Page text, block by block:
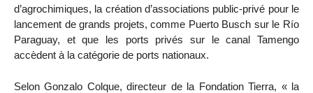
d’agrochimiques, la création d’associations public-privé pour le
lancement de grands projets, comme Puerto Busch sur le Río
Paraguay, et que les ports privés sur le canal Tamengo
accèdent à la catégorie de ports nationaux.
Selon Gonzalo Colque, directeur de la Fondation Tierra, « la